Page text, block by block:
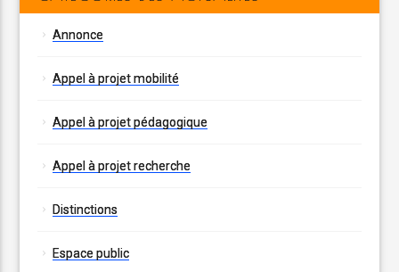
Annonce
Appel à projet mobilité
Appel à projet pédagogique
Appel à projet recherche
Distinctions
Espace public